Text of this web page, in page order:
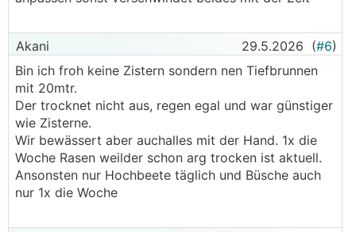
Akani 29.5.2026 (#6)
Bin ich froh keine Zistern sondern nen Tiefbrunnen
mit 20mtr.
Der trocknet nicht aus, regen egal und war günstiger
wie Zisterne.
Wir bewässert aber auchalles mit der Hand. 1x die
Woche Rasen weilder schon arg trocken ist aktuell.
Ansonsten nur Hochbeete täglich und Büsche auch
nur 1x die Woche